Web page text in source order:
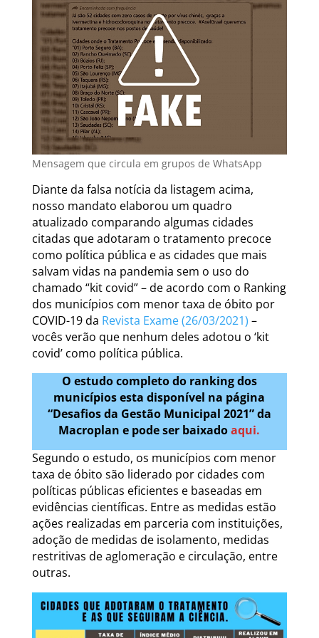
Mensagem que circula em grupos de WhatsApp
Diante da falsa notícia da listagem acima,
nosso mandato elaborou um quadro
atualizado comparando algumas cidades
citadas que adotaram o tratamento precoce
como política pública e as cidades que mais
salvam vidas na pandemia sem o uso do
chamado “kit covid” – de acordo com o Ranking
dos municípios com menor taxa de óbito por
COVID-19 da Revista Exame (26/03/2021) –
vocês verão que nenhum deles adotou o ‘kit
covid’ como política pública.
O estudo completo do ranking dos
municípios esta disponível na página
“Desafios da Gestão Municipal 2021” da
Macroplan e pode ser baixadoaqui.
Segundo o estudo, os municípios com menor
taxa de óbito são liderado por cidades com
políticas públicas eficientes e baseadas em
evidências científicas. Entre as medidas estão
ações realizadas em parceria com instituições,
adoção de medidas de isolamento, medidas
restritivas de aglomeração e circulação, entre
outras.